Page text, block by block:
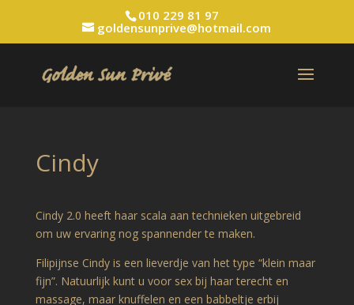
010 229 81 97
goldensunprive@hotmail.com
Cindy
Cindy 2.0 heeft haar scala aan technieken uitgebreid
om uw ervaring nog spannender te maken.
Filipijnse Cindy is een lieverdje van het type “klein maar
fijn”. Natuurlijk kunt u voor sex bij haar terecht en
massage, maar knuffelen en een babbeltje erbij